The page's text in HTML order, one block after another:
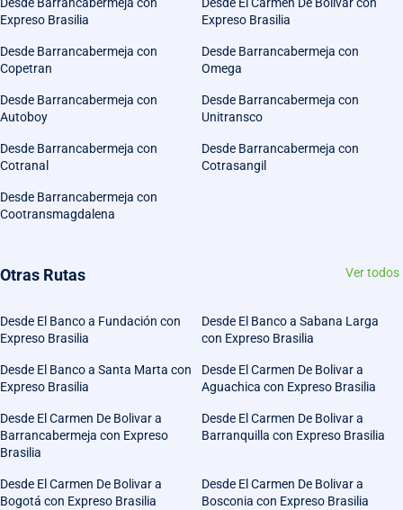
Desde Barrancabermeja con
Expreso Brasilia
Desde El Carmen De Bolivar con
Expreso Brasilia
Desde Barrancabermeja con
Copetran
Desde Barrancabermeja con
Omega
Desde Barrancabermeja con
Autoboy
Desde Barrancabermeja con
Unitransco
Desde Barrancabermeja con
Cotranal
Desde Barrancabermeja con
Cotrasangil
Desde Barrancabermeja con
Cootransmagdalena
Otras Rutas Ver todos
Desde El Banco a Fundación con
Expreso Brasilia
Desde El Banco a Sabana Larga
con Expreso Brasilia
Desde El Banco a Santa Marta con
Expreso Brasilia
Desde El Carmen De Bolivar a
Aguachica con Expreso Brasilia
Desde El Carmen De Bolivar a
Barrancabermeja con Expreso
Brasilia
Desde El Carmen De Bolivar a
Barranquilla con Expreso Brasilia
Desde El Carmen De Bolivar a
Bogotá con Expreso Brasilia
Desde El Carmen De Bolivar a
Bosconia con Expreso Brasilia